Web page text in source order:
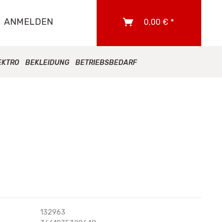
ANMELDEN 0,00 € *
BEKLEIDUNG BETRIEBSBEDARF
132963